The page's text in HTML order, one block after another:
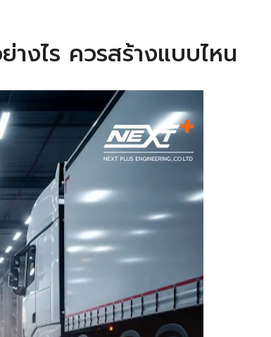
งไร ควรสร้างแบบไหน